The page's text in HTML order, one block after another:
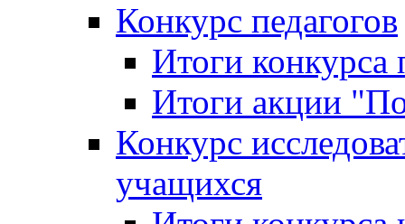
Конкурс педагогов
Итоги конкурса
Итоги акции
Конкурс
учащихся